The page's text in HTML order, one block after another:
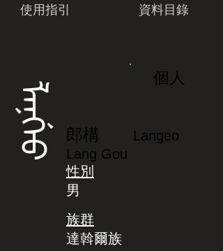
使用指引 資料目錄
ᠯᠠᠨᡤᡝᠣ
個人
郎構
Langeo
Lang Gou
性別
男
族群
達斡爾族